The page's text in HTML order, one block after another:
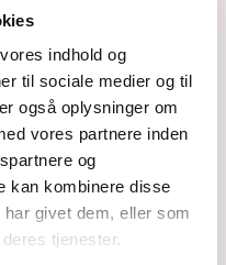
indhold og
til sociale medier og til
også oplysninger om
vores partnere inden
og
kan kombinere disse
givet dem, eller som
tjenester.
– brug meget
disse søde
product.asp?
siger: